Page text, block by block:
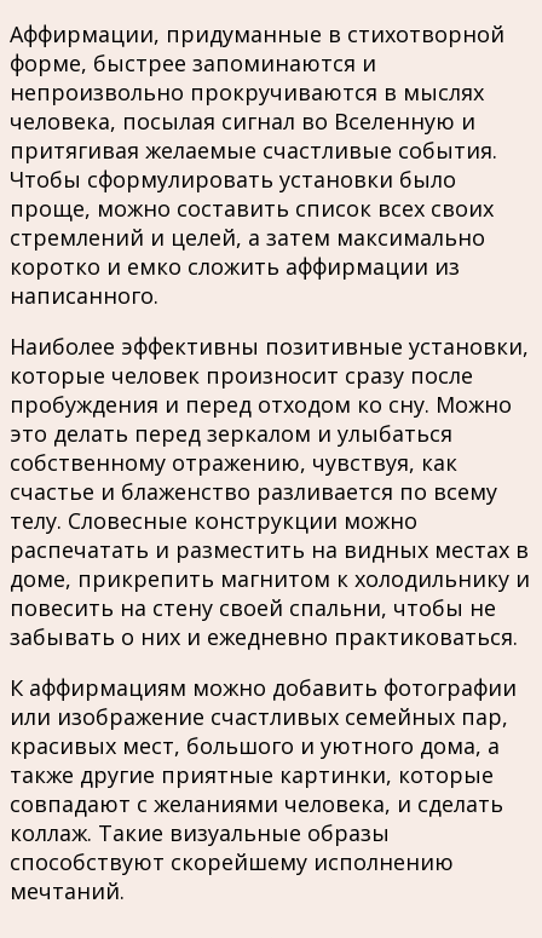
Аффирмации, придуманные в стихотворной
форме, быстрее запоминаются и
непроизвольно прокручиваются в мыслях
человека, посылая сигнал во Вселенную и
притягивая желаемые счастливые события.
Чтобы сформулировать установки было
проще, можно составить список всех своих
стремлений и целей, а затем максимально
коротко и емко сложить аффирмации из
написанного.
Наиболее эффективны позитивные установки,
которые человек произносит сразу после
пробуждения и перед отходом ко сну. Можно
это делать перед зеркалом и улыбаться
собственному отражению, чувствуя, как
счастье и блаженство разливается по всему
телу. Словесные конструкции можно
распечатать и разместить на видных местах в
доме, прикрепить магнитом к холодильнику и
повесить на стену своей спальни, чтобы не
забывать о них и ежедневно практиковаться.
К аффирмациям можно добавить фотографии
или изображение счастливых семейных пар,
красивых мест, большого и уютного дома, а
также другие приятные картинки, которые
совпадают с желаниями человека, и сделать
коллаж. Такие визуальные образы
способствуют скорейшему исполнению
мечтаний.